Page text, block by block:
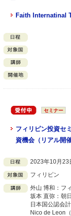
Faith Internatinal
セミナー
フィリピン投資セ
資機会（リアル開催
2023年10月23
フィリピン
外山 博和：フ
坂本 直弥：朝
日本国公認会
Nico de Leon